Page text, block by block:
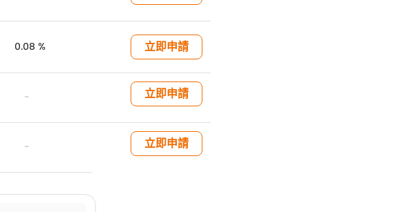
0.08 % 立即申請
- 立即申請
- 立即申請